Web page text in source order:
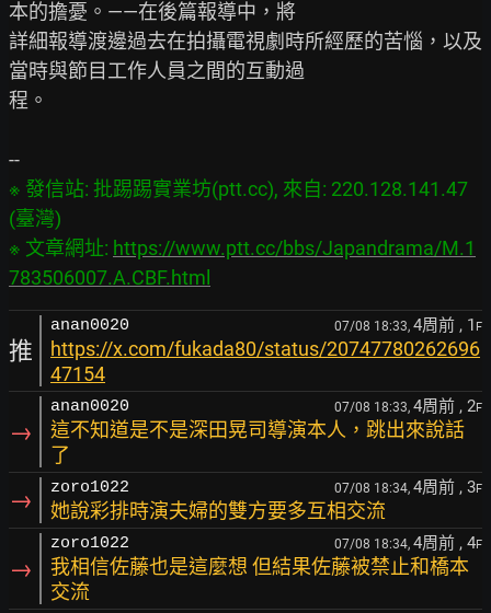
本的擔憂。——在後篇報導中，將
詳細報導渡邊過去在拍攝電視劇時所經歷的苦惱，以及
當時與節目工作人員之間的互動過
程。
※ 發信站: 批踢踢實業坊(ptt.cc), 來自: 220.128.141.47
(臺灣)
※ 文章網址: https://www.ptt.cc/bbs/Japandrama/M.1
783506007.A.CBF.html
推
anan0020 07/08 18:33, 4周前 , 1 F
https://x.com/fukada80/status/20747780262696
47154
→
anan0020 07/08 18:33, 4周前 , 2F
這不知道是不是深田晃司導演本人，跳出來說話
了
→ zoro1022 07/08 18:34, 4周前 , 3F
她說彩排時演夫婦的雙方要多互相交流
→
zoro1022 07/08 18:34, 4周前 , 4F
我相信佐藤也是這麼想 但結果佐藤被禁止和橋本
交流